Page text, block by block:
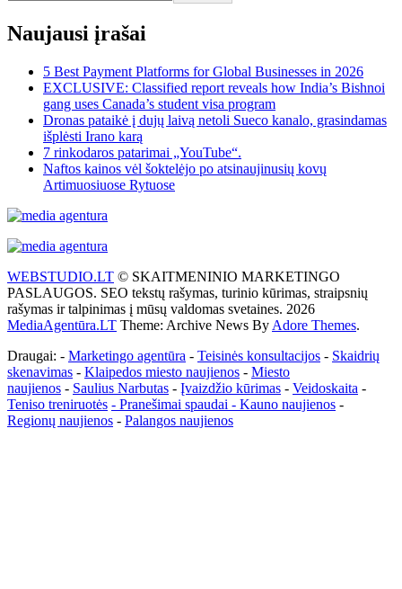
Naujausi įrašai
5 Best Payment Platforms for Global Businesses in 2026
EXCLUSIVE: Classified report reveals how India’s Bishnoi
gang uses Canada’s student visa program
Dronas pataikė į dujų laivą netoli Sueco kanalo, grasindamas
išplėsti Irano karą
7 rinkodaros patarimai „YouTube“.
Naftos kainos vėl šoktelėjo po atsinaujinusių kovų
Artimuosiuose Rytuose
WEBSTUDIO.LT © SKAITMENINIO MARKETINGO
PASLAUGOS. SEO tekstų rašymas, turinio kūrimas, straipsnių
rašymas ir talpinimas į mūsų valdomas svetaines. 2026
MediaAgentūra.LT Theme: Archive News By Adore Themes.
Draugai: - Marketingo agentūra - Teisinės konsultacijos - Skaidrių
skenavimas - Klaipedos miesto naujienos - Miesto
naujienos - Saulius Narbutas - Įvaizdžio kūrimas - Veidoskaita -
Teniso treniruotės - Pranešimai spaudai - Kauno naujienos -
Regionų naujienos - Palangos naujienos